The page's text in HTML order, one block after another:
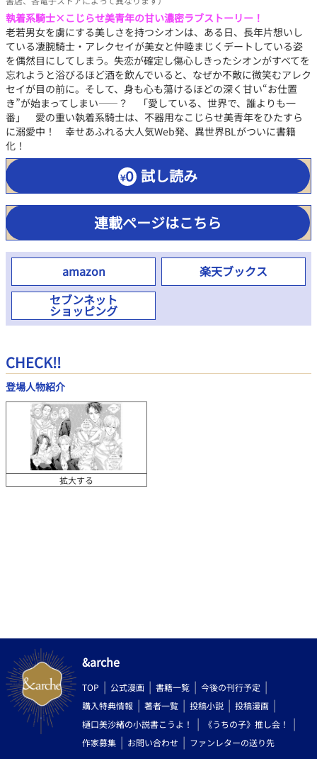
執着系騎士×こじらせ美青年の甘い濃密ラブストーリー！
老若男女を虜にする美しさを持つシオンは、ある日、長年片想いし
ている凄腕騎士・アレクセイが美女と仲睦まじくデートしている姿
を偶然目にしてしまう。失恋が確定し傷心しきったシオンがすべてを
忘れようと浴びるほど酒を飲んでいると、なぜか不敵に微笑むアレク
セイが目の前に。そして、身も心も蕩けるほどの深く甘い“お仕置
き”が始まってしまい――？ 「愛している、世界で、誰よりも一
番」 愛の重い執着系騎士は、不器用なこじらせ美青年をひたすら
に溺愛中！ 幸せあふれる大人気Web発、異世界BLがついに書籍
化！
試し読み
連載ページはこちら
amazon
楽天ブックス
セブンネット
ショッピング
CHECK!!
登場人物紹介
拡大する
&arche
TOP 公式漫画 書籍一覧
今後の刊行予定
購入特典情報
著者一覧 投稿小説
投稿漫画
樋口美沙緒の小説書こうよ！
《うちの子》推し会！
作家募集
お問い合わせ ファンレターの送り先